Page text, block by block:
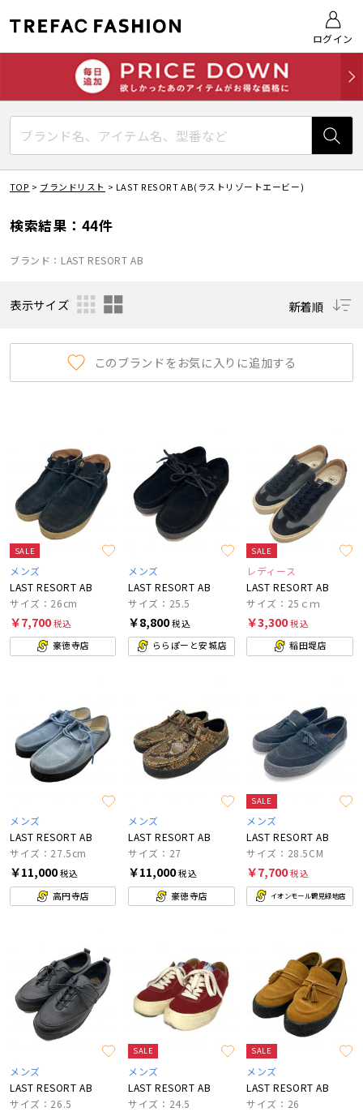
ログイン
TOP > ブランドリスト > LAST RESORT AB(ラストリゾートエービー)
検索結果：44件
ブランド：LAST RESORT AB
表示サイズ 新着順
このブランドをお気に入りに追加する
SALE
メンズ
LAST RESORT AB
サイズ：26cm
￥7,700税込
豪徳寺店
メンズ
LAST RESORT AB
サイズ：25.5
￥8,800税込
ららぽーと安城店
SALE
レディース
LAST RESORT AB
サイズ：25ｃｍ
￥3,300税込
稲田堤店
メンズ
LAST RESORT AB
サイズ：27.5cm
￥11,000税込
高円寺店
メンズ
LAST RESORT AB
サイズ：27
￥11,000税込
豪徳寺店
SALE
メンズ
LAST RESORT AB
サイズ：28.5CM
￥7,700税込
イオンモール鶴見緑地店
メンズ
LAST RESORT AB
サイズ：26.5
SALE
メンズ
LAST RESORT AB
サイズ：24.5
SALE
メンズ
LAST RESORT AB
サイズ：26